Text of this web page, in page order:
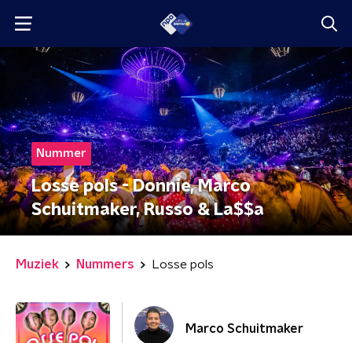
Nummer
Losse pols - Donnie, Marco
Schuitmaker, Russo & La$$a
Muziek Nummers Losse pols
Marco Schuitmaker